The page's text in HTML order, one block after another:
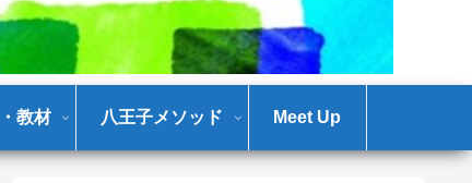
教材 八王子メソッド Meet Up